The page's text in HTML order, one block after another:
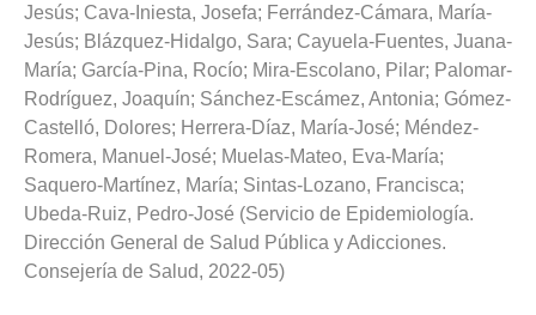
Jesús; Cava-Iniesta, Josefa; Ferrández-Cámara, María-
Jesús; Blázquez-Hidalgo, Sara; Cayuela-Fuentes, Juana-
María; García-Pina, Rocío; Mira-Escolano, Pilar; Palomar-
Rodríguez, Joaquín; Sánchez-Escámez, Antonia; Gómez-
Castelló, Dolores; Herrera-Díaz, María-José; Méndez-
Romera, Manuel-José; Muelas-Mateo, Eva-María;
Saquero-Martínez, María; Sintas-Lozano, Francisca;
Ubeda-Ruiz, Pedro-José (Servicio de Epidemiología.
Dirección General de Salud Pública y Adicciones.
Consejería de Salud, 2022-05)